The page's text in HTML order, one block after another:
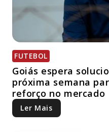
FUTEBOL
Goiás espera
próxima semana
reforço no mercado
Ler Mais